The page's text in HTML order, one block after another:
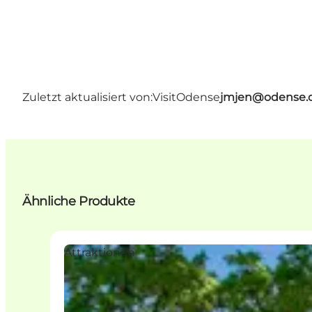
Zuletzt aktualisiert von:VisitOdense
Ähnliche Produkte
Attraktionen